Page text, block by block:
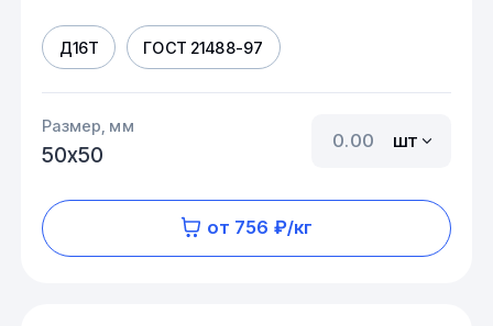
Д16Т ГОСТ 21488-97
Размер, мм
50х50
шт
от 756 ₽/кг